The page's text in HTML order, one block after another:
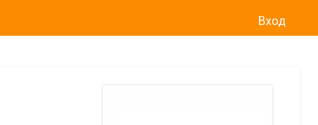
Вход
прекратява услугата Adwiseсчитано от01.01.2026 г